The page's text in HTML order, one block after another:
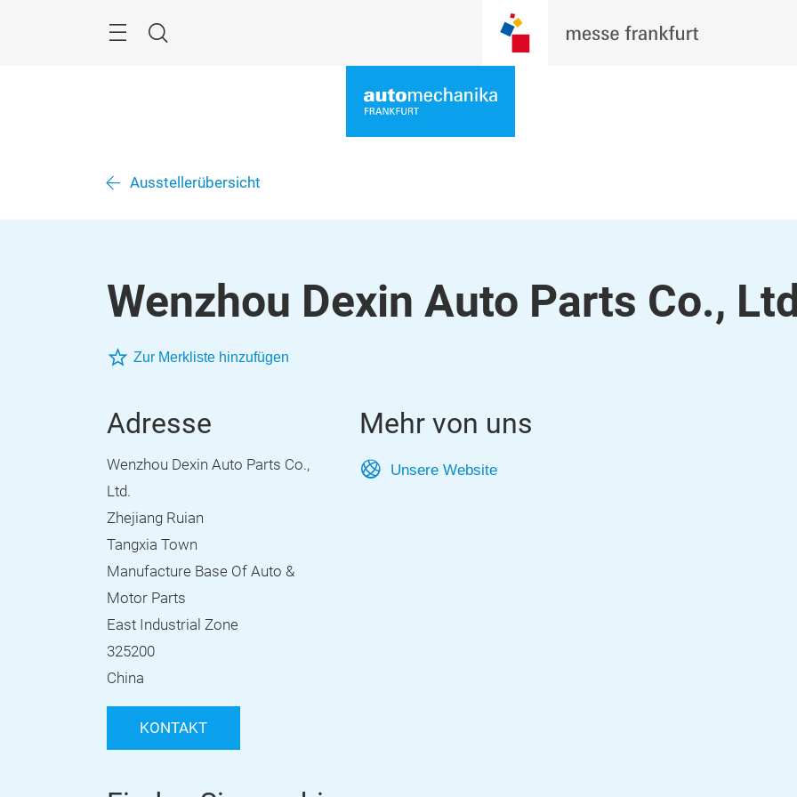
Suche
Ausstellerübersicht
Wenzhou Dexin Auto Parts Co.,
Zur Merkliste hinzufügen
Adresse
Wenzhou Dexin Auto Parts Co.,
Ltd.
Zhejiang Ruian
Tangxia Town
Manufacture Base Of Auto &
Motor Parts
East Industrial Zone
325200
China
KONTAKT
Mehr von uns
Unsere Website